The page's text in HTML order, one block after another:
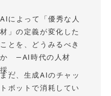
AIによって「優秀な人
材」の定義が変化した
ことを、どうみるべき
か —AI時代の人材
採...
まだ、生成AIのチャッ
トボットで消耗してい